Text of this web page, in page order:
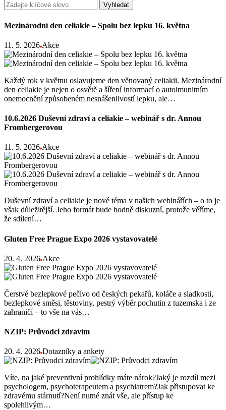
Vyhledat
Mezinárodní den celiakie – Spolu bez lepku 16. května
11. 5. 2026 Akce
Každý rok v květnu oslavujeme den věnovaný celiakii. Mezinárodní
den celiakie je nejen o osvětě a šíření informací o autoimunitním
onemocnění způsobeném nesnášenlivostí lepku, ale…
10.6.2026 Duševní zdraví a celiakie – webinář s dr. Annou
Frombergerovou
11. 5. 2026 Akce
Duševní zdraví a celiakie je nové téma v našich webinářích – o to je
však důležitější. Jeho formát bude hodně diskuzní, protože věříme,
že sdílení…
Gluten Free Prague Expo 2026 vystavovatelé
20. 4. 2026 Akce
Čerstvé bezlepkové pečivo od českých pekařů, koláče a sladkosti,
bezlepkové směsi, těstoviny, pestrý výběr pochutin z tuzemska i ze
zahraničí – to vše na vás…
NZIP: Průvodci zdravím
20. 4. 2026 Dotazníky a ankety
Víte, na jaké preventivní prohlídky máte nárok?Jaký je rozdíl mezi
psychologem, psychoterapeutem a psychiatrem?Jak přistupovat ke
zdravému stárnutí?Není nutné znát vše, ale přístup ke
spolehlivým…